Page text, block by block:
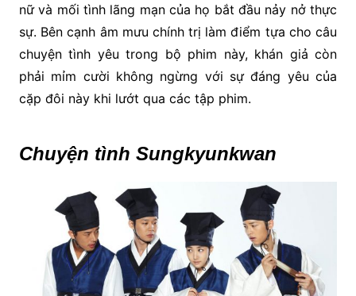
nữ và mối tình lãng mạn của họ bắt đầu nảy nở thực
sự. Bên cạnh âm mưu chính trị làm điểm tựa cho câu
chuyện tình yêu trong bộ phim này, khán giả còn
phải mỉm cười không ngừng với sự đáng yêu của
cặp đôi này khi lướt qua các tập phim.
Chuyện tình Sungkyunkwan